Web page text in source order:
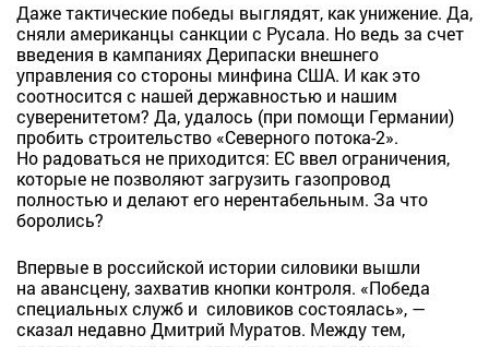
Даже тактические победы выглядят, как унижение. Да,
сняли американцы санкции с Русала. Но ведь за счет
введения в кампаниях Дерипаски внешнего
управления со стороны минфина США. И как это
соотносится с нашей державностью и нашим
суверенитетом? Да, удалось (при помощи Германии)
пробить строительство «Северного потока-2».
Но радоваться не приходится: ЕС ввел ограничения,
которые не позволяют загрузить газопровод
полностью и делают его нерентабельным. За что
боролись?
Впервые в российской истории силовики вышли
на авансцену, захватив кнопки контроля. «Победа
специальных служб и силовиков состоялась», —
сказал недавно Дмитрий Муратов. Между тем,